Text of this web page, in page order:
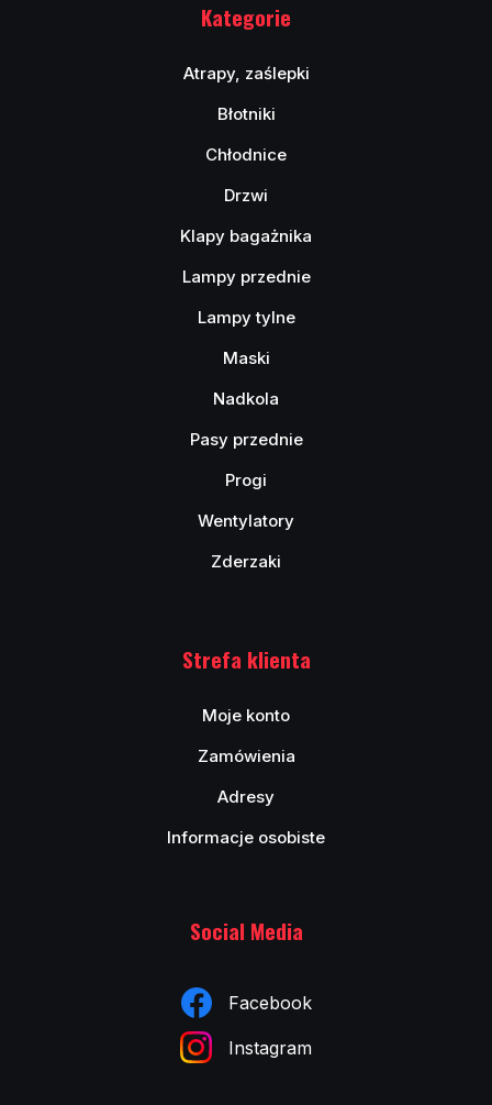
Kategorie
Atrapy, zaślepki
Błotniki
Chłodnice
Drzwi
Klapy bagażnika
Lampy przednie
Lampy tylne
Maski
Nadkola
Pasy przednie
Progi
Wentylatory
Zderzaki
Strefa klienta
Moje konto
Zamówienia
Adresy
Informacje osobiste
Social Media
Facebook
Instagram